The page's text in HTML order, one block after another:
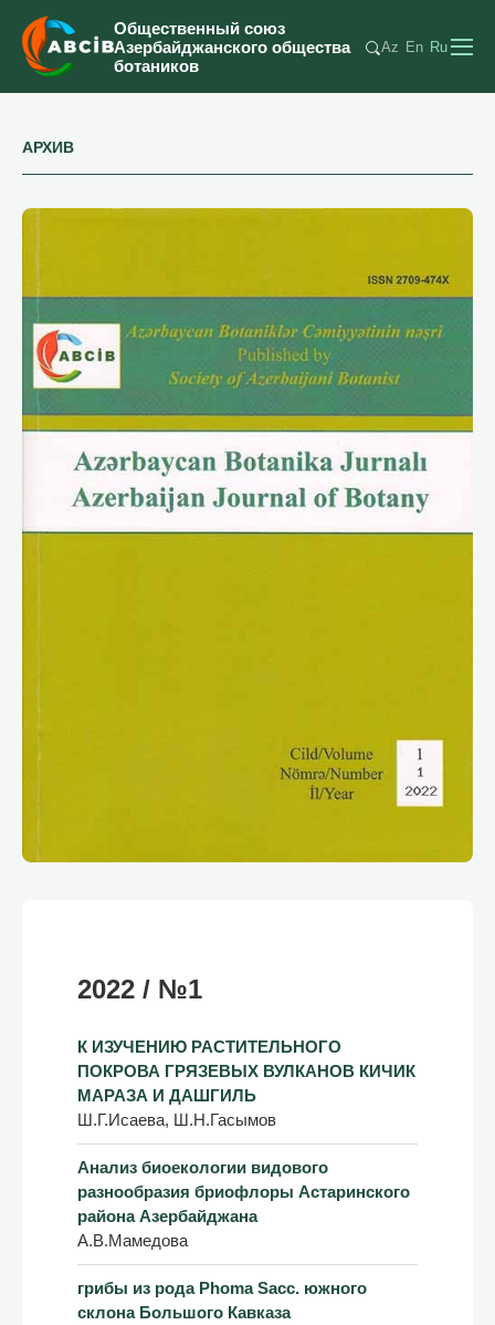
Общественный союз
Азербайджанского общества
ботаников
Az En Ru
АРХИВ
2022 / №1
К ИЗУЧЕНИЮ РАСТИТЕЛЬНОГО
ПОКРОВА ГРЯЗЕВЫХ ВУЛКАНОВ КИЧИК
МАРАЗА И ДАШГИЛЬ
Ш.Г.Исаева, Ш.Н.Гасымов
Анализ биоекологии видового
разнообразия бриофлоры Астаринского
района Азербайджана
А.В.Мамедова
грибы из рода Phoma Sacc. южного
склона Большого Кавказа